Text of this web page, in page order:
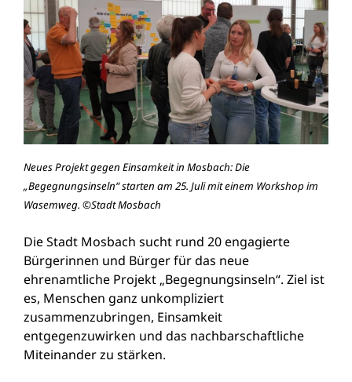
Neues Projekt gegen Einsamkeit in Mosbach: Die
„Begegnungsinseln“ starten am 25. Juli mit einem Workshop im
Wasemweg. ©Stadt Mosbach
Die Stadt Mosbach sucht rund 20 engagierte
Bürgerinnen und Bürger für das neue
ehrenamtliche Projekt „Begegnungsinseln“. Ziel ist
es, Menschen ganz unkompliziert
zusammenzubringen, Einsamkeit
entgegenzuwirken und das nachbarschaftliche
Miteinander zu stärken.